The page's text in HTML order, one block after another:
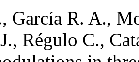
, García R. A.,
J., Régulo C.,